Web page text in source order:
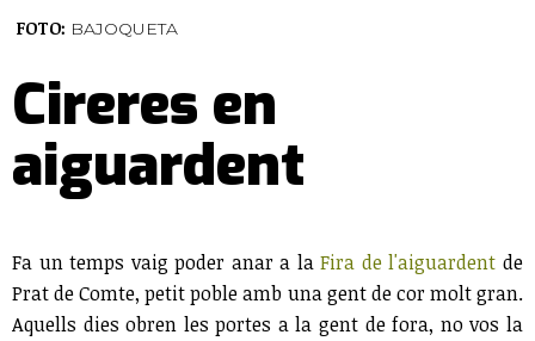
FOTO: BAJOQUETA
Cireres en
aiguardent
Fa un temps vaig poder anar a laFira de l'aiguardent de
Prat de Comte, petit poble amb una gent de cor molt gran.
Aquells dies obren les portes a la gent de fora, no vos la